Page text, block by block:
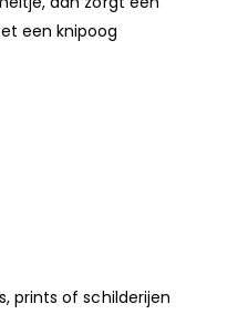
een knipoog
prints of schilderijen